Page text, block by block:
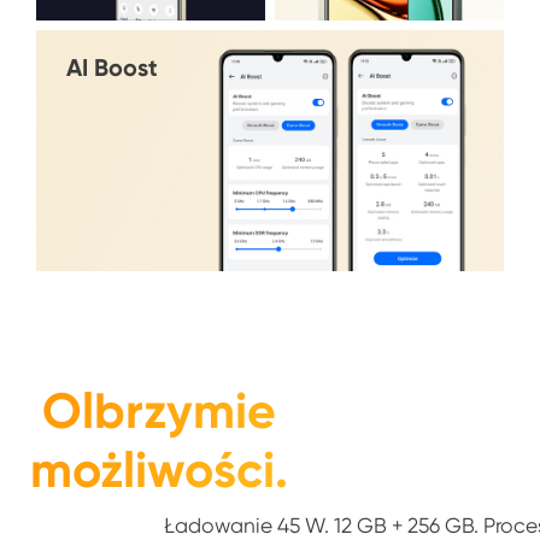
AI Boost
Olbrzymie
możliwości.
Ładowanie 45 W. 12 GB + 256 GB.